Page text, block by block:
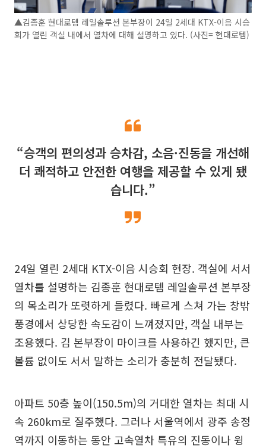
▲김종훈 현대로템 레일솔루션 본부장이 24일 2세대 KTX-이음 시승
회가 열린 객실 내에서 열차에 대해 설명하고 있다. (사진= 현대로템)
“승객의 편의성과 승차감, 소음·진동을 개선해
더 쾌적하고 안전한 여행을 제공할 수 있게 됐
습니다.”
24일 열린 2세대 KTX-이음 시승회 현장. 객실에 서서
열차를 설명하는 김종훈 현대로템 레일솔루션 본부장
의 목소리가 또렷하게 들렸다. 빠르게 스쳐 가는 창밖
풍경에서 상당한 속도감이 느껴졌지만, 객실 내부는
조용했다. 김 본부장이 마이크를 사용하긴 했지만, 큰
볼륨 없이도 서서 말하는 소리가 충분히 전달됐다.
아파트 50층 높이(150.5m)의 거대한 열차는 최대 시
속 260km로 질주했다. 그러나 서울역에서 광주 송정
역까지 이동하는 동안 고속열차 특유의 진동이나 윙